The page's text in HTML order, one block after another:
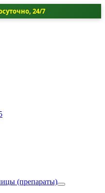
24/7
(препараты)